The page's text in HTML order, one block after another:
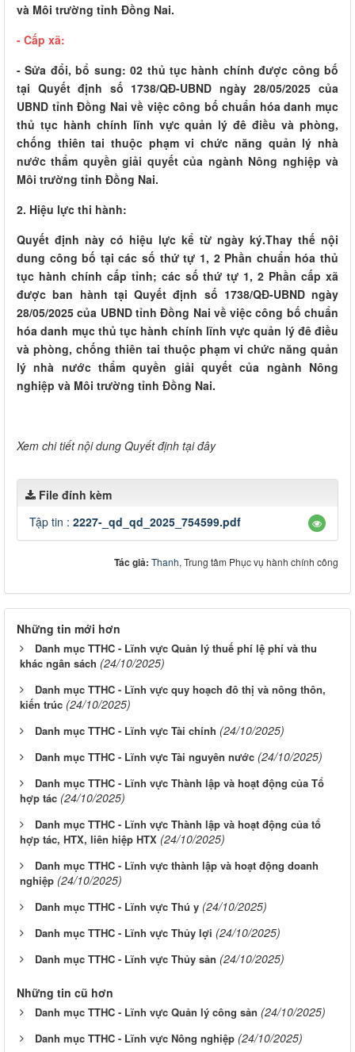
và Môi trường tỉnh Đồng Nai.
- Cấp xã:
- Sửa đổi, bổ sung: 02 thủ tục hành chính được công bố
tại Quyết định số 1738/QĐ-UBND ngày 28/05/2025 của
UBND tỉnh Đồng Nai về việc công bố chuẩn hóa danh mục
thủ tục hành chính lĩnh vực quản lý đê điều và phòng,
chống thiên tai thuộc phạm vi chức năng quản lý nhà
nước thẩm quyền giải quyết của ngành Nông nghiệp và
Môi trường tỉnh Đồng Nai.
2. Hiệu lực thi hành:
Quyết định này có hiệu lực kể từ ngày ký.Thay thế nội
dung công bố tại các số thứ tự 1, 2 Phần chuẩn hóa thủ
tục hành chính cấp tỉnh; các số thứ tự 1, 2 Phần cấp xã
được ban hành tại Quyết định số 1738/QĐ-UBND ngày
28/05/2025 của UBND tỉnh Đồng Nai về việc công bố chuẩn
hóa danh mục thủ tục hành chính lĩnh vực quản lý đê điều
và phòng, chống thiên tai thuộc phạm vi chức năng quản
lý nhà nước thẩm quyền giải quyết của ngành Nông
nghiệp và Môi trường tỉnh Đồng Nai.
Xem chi tiết nội dung Quyết định tại đây
File đính kèm
Tập tin : 2227-_qd_qd_2025_754599.pdf
Tác giả: Thanh, Trung tâm Phục vụ hành chính công
Những tin mới hơn
Danh mục TTHC - Lĩnh vực Quản lý thuế phí lệ phí và thu
khác ngân sách (24/10/2025)
Danh mục TTHC - Lĩnh vực quy hoạch đô thị và nông thôn,
kiến trúc (24/10/2025)
Danh mục TTHC - Lĩnh vực Tài chính (24/10/2025)
Danh mục TTHC - Lĩnh vực Tài nguyên nước (24/10/2025)
Danh mục TTHC - Lĩnh vực Thành lập và hoạt động của Tổ
hợp tác (24/10/2025)
Danh mục TTHC - Lĩnh vực Thành lập và hoạt động của tổ
hợp tác, HTX, liên hiệp HTX (24/10/2025)
Danh mục TTHC - Lĩnh vực thành lập và hoạt động doanh
nghiệp (24/10/2025)
Danh mục TTHC - Lĩnh vực Thú y (24/10/2025)
Danh mục TTHC - Lĩnh vực Thủy lợi (24/10/2025)
Danh mục TTHC - Lĩnh vực Thủy sản (24/10/2025)
Những tin cũ hơn
Danh mục TTHC - Lĩnh vực Quản lý công sản (24/10/2025)
Danh mục TTHC - Lĩnh vực Nông nghiệp (24/10/2025)